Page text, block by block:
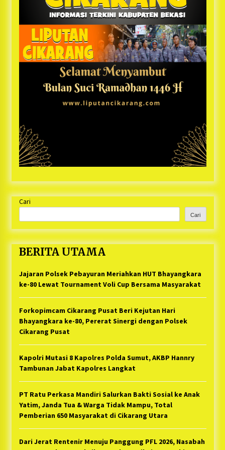
Cari
Cari
BERITA UTAMA
Jajaran Polsek Pebayuran Meriahkan HUT Bhayangkara
ke-80 Lewat Tournament Voli Cup Bersama Masyarakat
Forkopimcam Cikarang Pusat Beri Kejutan Hari
Bhayangkara ke-80, Pererat Sinergi dengan Polsek
Cikarang Pusat
Kapolri Mutasi 8 Kapolres Polda Sumut, AKBP Hannry
Tambunan Jabat Kapolres Langkat
PT Ratu Perkasa Mandiri Salurkan Bakti Sosial ke Anak
Yatim, Janda Tua & Warga Tidak Mampu, Total
Pemberian 650 Masyarakat di Cikarang Utara
Dari Jerat Rentenir Menuju Panggung PFL 2026, Nasabah